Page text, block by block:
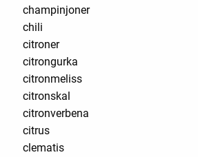
champinjoner
chili
citroner
citrongurka
citronmeliss
citronskal
citronverbena
citrus
clematis